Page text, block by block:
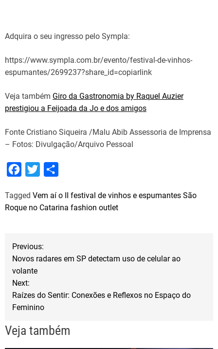
Adquira o seu ingresso pelo Sympla:
https://www.sympla.com.br/evento/festival-de-vinhos-
espumantes/2699237?share_id=copiarlink
Veja também Giro da Gastronomia by Raquel Auzier
prestigiou a Feijoada da Jo e dos amigos
Fonte Cristiano Siqueira /Malu Abib Assessoria de Imprensa
– Fotos: Divulgação/Arquivo Pessoal
c
e
o
k
i
t
r
a
r
Tagged Vem aí o II festival de vinhos e espumantes São
Roque no Catarina fashion outlet
N
g
Previous:
Novos radares em SP detectam uso de celular ao
volante
Next:
Raízes do Sentir: Conexões e Reflexos no Espaço do
Feminino
Veja também